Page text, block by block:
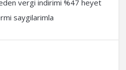
vergi indirimi %47 heyet
saygilarimla